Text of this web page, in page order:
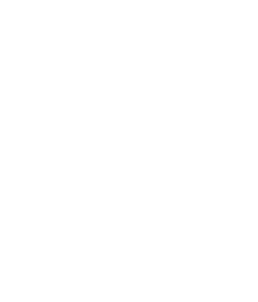
von 5 Sternen